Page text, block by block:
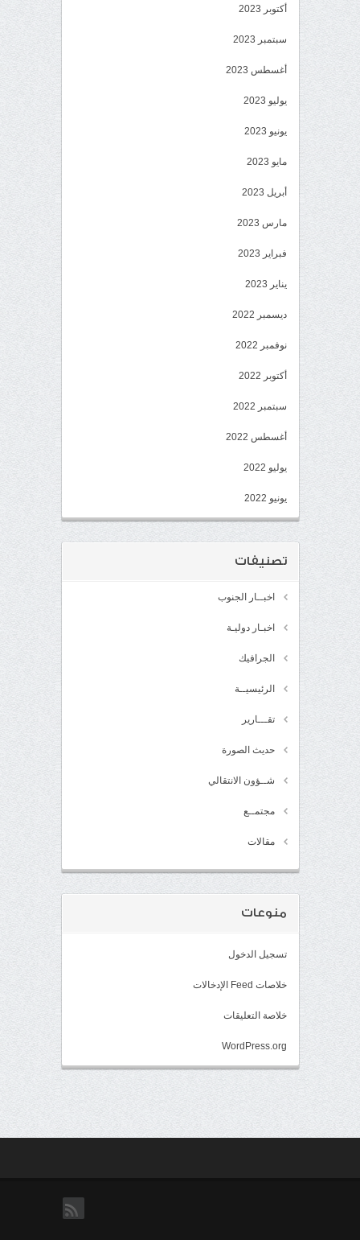
أكتوبر 2023
سبتمبر 2023
أغسطس 2023
يوليو 2023
يونيو 2023
مايو 2023
أبريل 2023
مارس 2023
فبراير 2023
يناير 2023
ديسمبر 2022
نوفمبر 2022
أكتوبر 2022
سبتمبر 2022
أغسطس 2022
يوليو 2022
يونيو 2022
تصنيفات
اخبــار الجنوب
اخبـار دوليـة
الجرافيك
الرئيسيــة
تقـــارير
حديث الصورة
شــؤون الانتقالي
مجتمــع
مقالات
منوعات
تسجيل الدخول
خلاصات Feed الإدخالات
خلاصة التعليقات
WordPress.org